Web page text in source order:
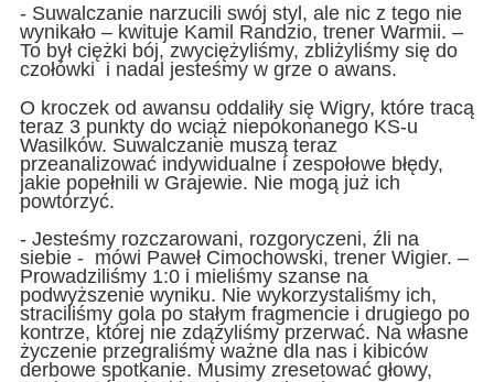
- Suwalczanie narzucili swój styl, ale nic z tego nie
wynikało – kwituje Kamil Randzio, trener Warmii. –
To był ciężki bój, zwyciężyliśmy, zbliżyliśmy się do
czołówki i nadal jesteśmy w grze o awans.
O kroczek od awansu oddaliły się Wigry, które tracą
teraz 3 punkty do wciąż niepokonanego KS-u
Wasilków. Suwalczanie muszą teraz
przeanalizować indywidualne i zespołowe błędy,
jakie popełnili w Grajewie. Nie mogą już ich
powtórzyć.
- Jesteśmy rozczarowani, rozgoryczeni, źli na
siebie - mówi Paweł Cimochowski, trener Wigier. –
Prowadziliśmy 1:0 i mieliśmy szanse na
podwyższenie wyniku. Nie wykorzystaliśmy ich,
straciliśmy gola po stałym fragmencie i drugiego po
kontrze, której nie zdążyliśmy przerwać. Na własne
życzenie przegraliśmy ważne dla nas i kibiców
derbowe spotkanie. Musimy zresetować głowy,